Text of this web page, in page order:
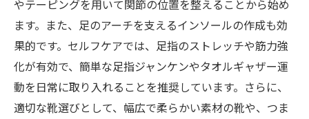
やテーピングを用いて関節の位置を整えることから始め
ます。また、足のアーチを支えるインソールの作成も効
果的です。セルフケアでは、足指のストレッチや筋力強
化が有効で、簡単な足指ジャンケンやタオルギャザー運
動を日常に取り入れることを推奨しています。さらに、
適切な靴選びとして、幅広で柔らかい素材の靴や、つま